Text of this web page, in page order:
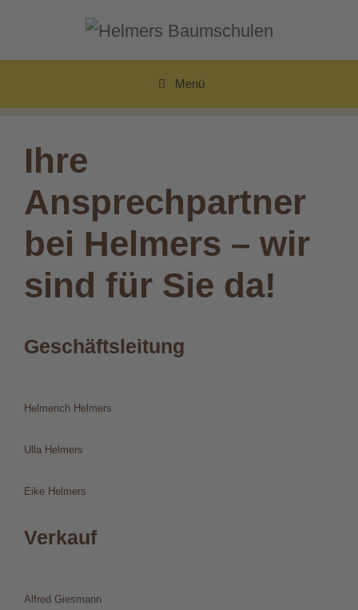
springen
Menü
Ihre
Ansprechpartner
bei Helmers – wir
sind für Sie da!
Geschäftsleitung
Helmerich Helmers
Ulla Helmers
Eike Helmers
Verkauf
Alfred Giesmann